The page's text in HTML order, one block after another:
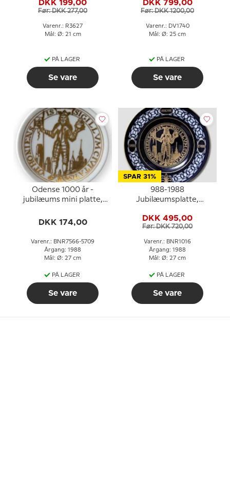
DKK 199,00
Før: DKK 277,00
Varenr.: R3627
Mål: Ø: 21 cm
PÅ LAGER
Se vare
DKK 799,00
Før: DKK 1200,00
Varenr.: DV1740
Mål: Ø: 25 cm
PÅ LAGER
Se vare
Odense 1000 år -
jubilæums mini platte,
DKK 174,00
Varenr.: BNR7566-5709
Årgang: 1988
Mål: Ø: 27 cm
PÅ LAGER
Se vare
SPAR 31%
988-1988
Jubilæumsplatte,
Grøndahl
DKK 495,00
Før: DKK 720,00
Varenr.: BNR1016
Årgang: 1988
Mål: Ø: 27 cm
PÅ LAGER
Se vare